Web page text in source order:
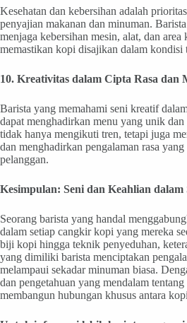
Kesehatan dan kebersihan adalah
penyajian makanan dan minuman.
menjaga kebersihan mesin, alat, dan
memastikan kopi disajikan dalam kondisi
10. Kreativitas dalam Cipta Rasa dan
Barista yang memahami seni kreatif
dapat menghadirkan menu yang unik
tidak hanya mengikuti tren, tetapi juga
dan menghadirkan pengalaman rasa
pelanggan.
Kesimpulan: Seni dan Keahlian dalam
Seorang barista yang handal
dalam setiap cangkir kopi yang mereka
biji kopi hingga teknik penyeduhan,
yang dimiliki barista menciptakan
melampaui sekadar minuman biasa.
dan pengetahuan yang mendalam
membangun hubungan khusus antara